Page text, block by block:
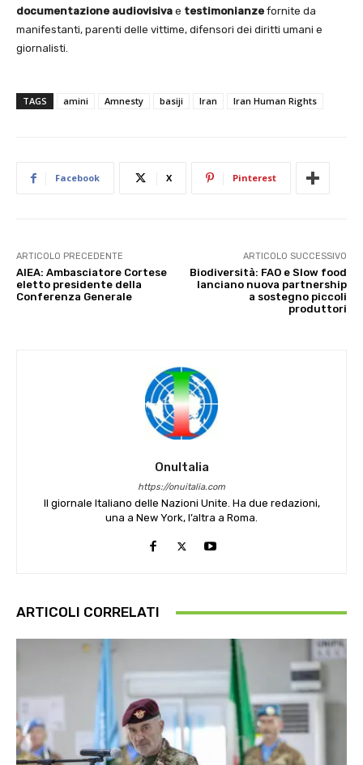
documentazione audiovisiva e testimonianze fornite da
manifestanti, parenti delle vittime, difensori dei diritti umani e
giornalisti.
TAGS amini Amnesty basiji Iran Iran Human Rights
Facebook X Pinterest
ARTICOLO PRECEDENTE
AIEA: Ambasciatore Cortese
eletto presidente della
Conferenza Generale
ARTICOLO SUCCESSIVO
Biodiversità: FAO e Slow food
lanciano nuova partnership
a sostegno piccoli
produttori
OnuItalia
https://onuitalia.com
Il giornale Italiano delle Nazioni Unite. Ha due redazioni,
una a New York, l’altra a Roma.
ARTICOLI CORRELATI